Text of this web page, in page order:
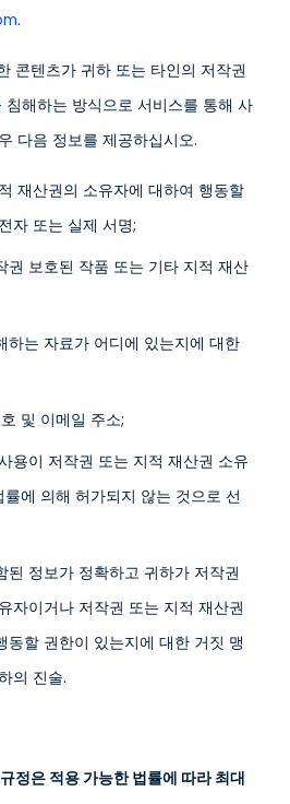
.
콘텐츠가 귀하 또는 타인의 저작권
해하는 방식으로 서비스를 통해 사
다음 정보를 제공하십시오.
재산권의 소유자에 대하여 행동할
자 또는 실제 서명;
권 보호된 작품 또는 기타 지적 재산
하는 자료가 어디에 있는지에 대한
및 이메일 주소;
용이 저작권 또는 지적 재산권 소유
에 의해 허가되지 않는 것으로 선
된 정보가 정확하고 귀하가 저작권
자이거나 저작권 또는 지적 재산권
동할 권한이 있는지에 대한 거짓 맹
의 진술.
정은 적용 가능한 법률에 따라 최대